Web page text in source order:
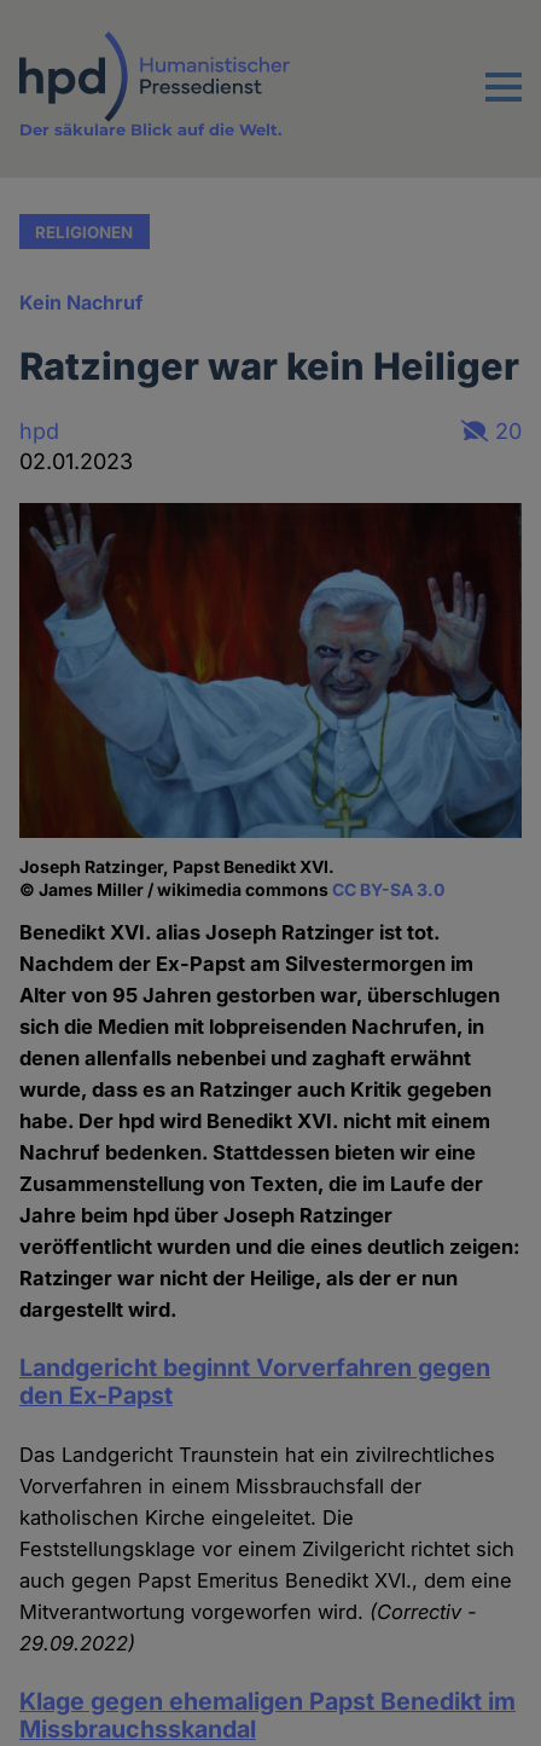
Inhalt
Menu
Der säkulare Blick auf die Welt.
RELIGIONEN
Kein Nachruf
Ratzinger war kein Heiliger
hpd
02.01.2023
20
Joseph Ratzinger, Papst Benedikt XVI.
© James Miller / wikimedia commonsCC BY-SA 3.0
Benedikt XVI. alias Joseph Ratzinger ist tot.
Nachdem der Ex-Papst am Silvestermorgen im
Alter von 95 Jahren gestorben war, überschlugen
sich die Medien mit lobpreisenden Nachrufen, in
denen allenfalls nebenbei und zaghaft erwähnt
wurde, dass es an Ratzinger auch Kritik gegeben
habe. Der hpd wird Benedikt XVI. nicht mit einem
Nachruf bedenken. Stattdessen bieten wir eine
Zusammenstellung von Texten, die im Laufe der
Jahre beim hpd über Joseph Ratzinger
veröffentlicht wurden und die eines deutlich zeigen:
Ratzinger war nicht der Heilige, als der er nun
dargestellt wird.
Landgericht beginnt Vorverfahren gegen
den Ex-Papst
Das Landgericht Traunstein hat ein zivilrechtliches
Vorverfahren in einem Missbrauchsfall der
katholischen Kirche eingeleitet. Die
Feststellungsklage vor einem Zivilgericht richtet sich
auch gegen Papst Emeritus Benedikt XVI., dem eine
Mitverantwortung vorgeworfen wird. (Correctiv -
29.09.2022)
Klage gegen ehemaligen Papst Benedikt im
Missbrauchsskandal